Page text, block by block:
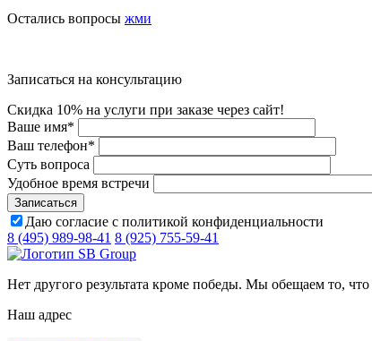
Остались вопросы жми
Записаться на консультацию
Скидка 10% на услуги при заказе через сайт!
Ваше имя*
Ваш телефон*
Суть вопроса
Удобное время встречи
Даю согласие с политикой конфиденциальности
8 (495) 989-98-41 8 (925) 755-59-41
Нет другого результата кроме победы. Мы обещаем то,
Наш адрес